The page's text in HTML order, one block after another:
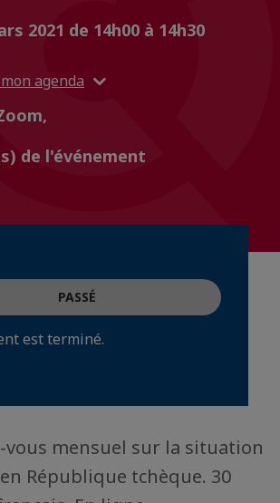
2021 de 14h00 à 14h30
agenda
de l'événement
PASSÉ
est terminé.
vous mensuel sur la situation
République tchèque. 30